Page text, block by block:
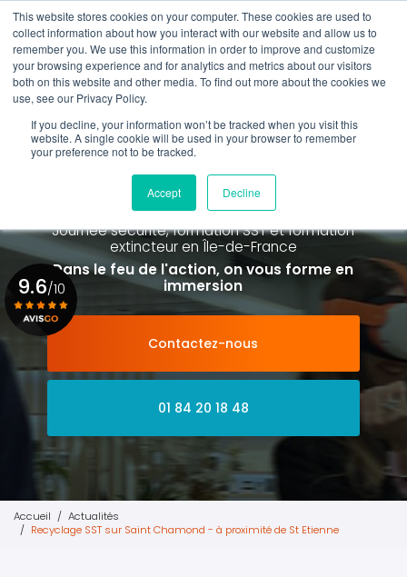
This website stores cookies on your computer. These cookies are used to
collect information about how you interact with our website and allow us to
remember you. We use this information in order to improve and customize
your browsing experience and for analytics and metrics about our visitors
both on this website and other media. To find out more about the cookies we
use, see our Privacy Policy.
If you decline, your information won’t be tracked when you visit this
website. A single cookie will be used in your browser to remember
your preference not to be tracked.
Accept Decline
Aller
au
contenu
principal
01 84 20 18 48
Rappel gratuit
Spécialiste de la formation SST et
de la Formation Incendie
à Paris La Défense depuis 2015
Journée sécurité, formation SST et formation
extincteuren Île-de-France
Dans le feu de l'action, on vous forme en
immersion
Contactez-nous
01 84 20 18 48
9.6/10
Voir le certificat
Accueil
Actualités
Recyclage SST sur Saint Chamond - à proximité de St Etienne